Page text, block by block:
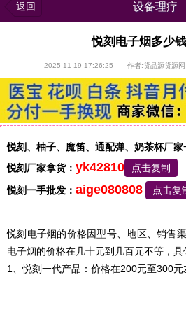
返回 设备理疗
悦刻电子烟多少
2025-11-19 17:26:25 作者:货品源货源
悦刻、柚子、魔笛、通配弹、奶茶杯厂
悦刻厂家拿货： yk42810
点击复制
悦刻一手批发： aige080808 点击复
悦刻电子烟的价格因型号、地区、销售
电子烟的价格在几十元到几百元不等，具
1、悦刻一代产品：价格在200元至300元